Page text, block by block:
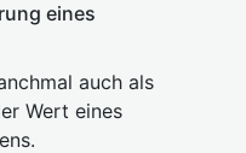
eines
auch als
Wert eines